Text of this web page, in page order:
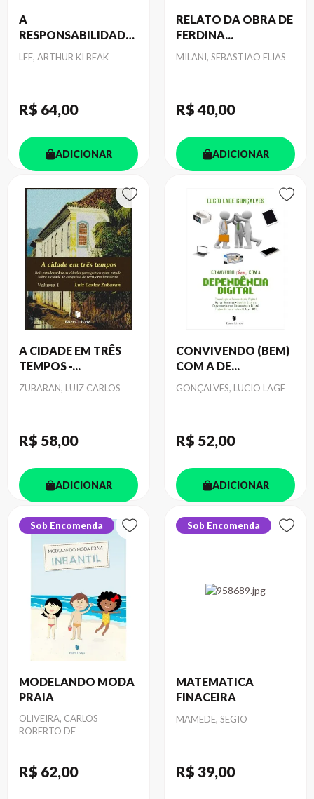
A
RESPONSABILIDADE
SOCIAL...
Autor
LEE, ARTHUR KI BEAK
R$ 64,00
ADICIONAR
RELATO DA OBRA DE
FERDINA...
Autor
MILANI, SEBASTIAO ELIAS
R$ 40,00
ADICIONAR
A CIDADE EM TRÊS
TEMPOS -...
Autor
ZUBARAN, LUIZ CARLOS
R$ 58,00
ADICIONAR
CONVIVENDO (BEM)
COM A DE...
Autor
GONÇALVES, LUCIO LAGE
R$ 52,00
ADICIONAR
Sob Encomenda
MODELANDO MODA
PRAIA
Autor
OLIVEIRA, CARLOS
ROBERTO DE
R$ 62,00
Sob Encomenda
MATEMATICA
FINACEIRA
Autor
MAMEDE, SEGIO
R$ 39,00